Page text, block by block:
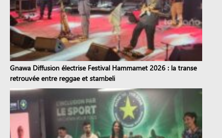
Gnawa Diffusion électrise Festival Hammamet 2026 : la transe
retrouvée entre reggae et stambeli